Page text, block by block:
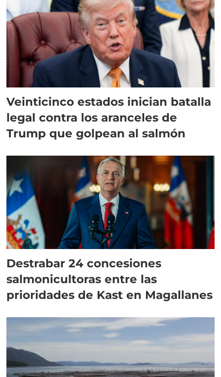
Veinticinco estados inician batalla
legal contra los aranceles de
Trump que golpean al salmón
Destrabar 24 concesiones
salmonicultoras entre las
prioridades de Kast en Magallanes